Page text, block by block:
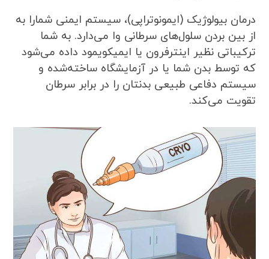
درمان بیولوژیک (ایمونوتراپی)، سیستم ایمنی شمارا به
از بین بردن سلول‌های سرطانی وا می‌دارد. به شما
ترکیباتی نظیر اینترفرون یا ایمیکویمود داده می‌شود
که توسط بدن شما یا در آزمایشگاه ساخته‌شده و
سیستم دفاعی طبیعی بدنتان را در برابر سرطان
تقویت می‌کند.